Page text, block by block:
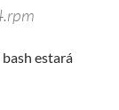
estará